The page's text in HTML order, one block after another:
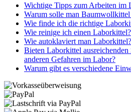
Wichtige Tipps zum Arbeiten im
Warum solle man
Wie finde ich die richtige
Wie reinige ich einen Laborkittel?
Wie autoklaviert man Laborkittel?
Bieten Laborkittel
anderen Gefahren im Labor?
Warum gibt es verschiedene